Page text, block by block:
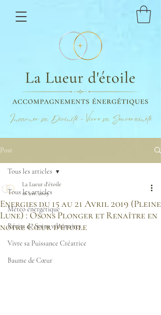
Incarner sa Divinité - Vivre sa Souveraineté
Post
Tous les articles
Météo énergétique
Récits de Soins vibratoires
Vivre sa Puissance Créatrice
Baume de Cœur
Tous les articles
Energies du 15 au 21 Avril 2019 (Pleine
Lune) : Osons Plonger et Renaître en
notre Cœur d'étoile
La Lueur d'étoile
16 avr. 2019